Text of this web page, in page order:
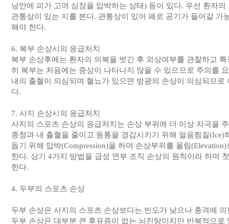
낭안에 피가 고여 심장을 압박하는 상태) 등이 있다. 우선 환자
관통상이 있는 지를 본다. 관통상이 있어 폐로 공기가 들어갈 가
해야 한다.
6. 복부 손상시의 응급처치
복부 손상후에는 환자의 의복을 벗긴 후 외상여부를 관찰하고
히 복부는 처음에는 증상이 나타나지 않을 수 있으므로 주의를
내의 출혈이 의심되며 혈뇨가 있으면 방광의 손상이 의심되므
다.
7. 사지 손상시의 응급처치
사지의 스포츠 손상의 응급처치는 손상 부위에 더 이상 자극을
종창과 내 출혈을 줄이고 동통을 경감시키기 위해 얼음찜질
돕기 위해 압박(Compression)을 하며 손상부위를 올림
한다. 상기 4가지 방법을 급성 연부 조직 손상의 원칙이라 하며
한다.
4. 두부의 스포츠 손상
두부 손상은 사지의 스포츠 손상보다는 빈도가 낮으나 충격에
두부 손상은 대부분 큰 후유증이 없는 뇌진탕이지만 반복적으